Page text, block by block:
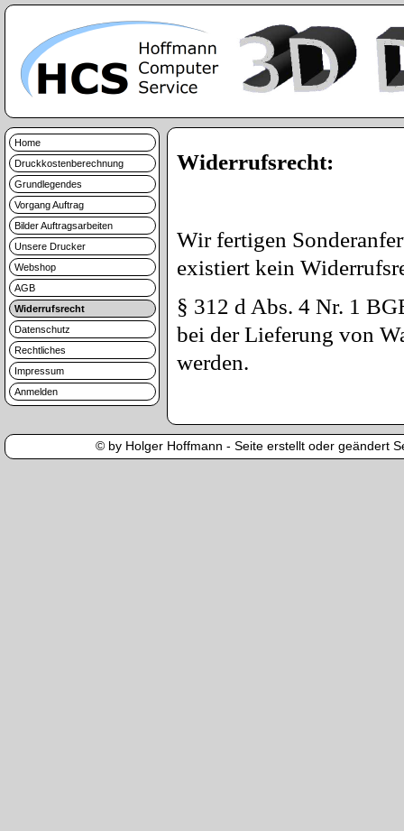
Home
Druckkostenberechnung
Grundlegendes
Vorgang Auftrag
Bilder Auftragsarbeiten
Unsere Drucker
Webshop
AGB
Widerrufsrecht
Datenschutz
Rechtliches
Impressum
Anmelden
Widerrufsrecht:
Wir fertigen
existiert kein
§ 312 d Abs. 4 Nr. 1
bei der Lieferung von
werden.
© by Holger Hoffmann - Seite erstellt oder geändert